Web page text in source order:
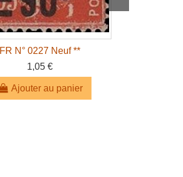
FR N° 0227 Neuf **
1,05 €
Ajouter au panier